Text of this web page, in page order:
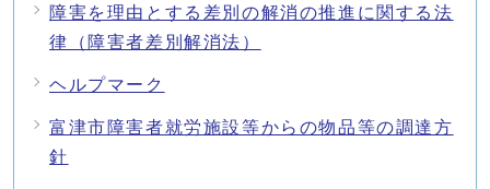
障害を理由とする差別の解消の推進に関する法
律（障害者差別解消法）
ヘルプマーク
富津市障害者就労施設等からの物品等の調達方
針